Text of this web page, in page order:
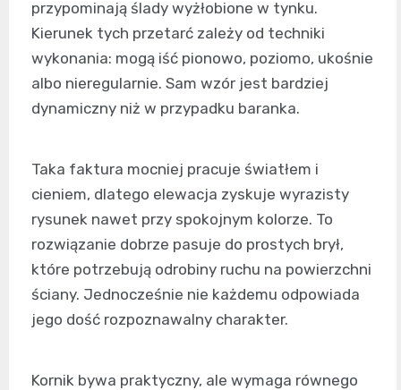
przypominają ślady wyżłobione w tynku.
Kierunek tych przetarć zależy od techniki
wykonania: mogą iść pionowo, poziomo, ukośnie
albo nieregularnie. Sam wzór jest bardziej
dynamiczny niż w przypadku baranka.
Taka faktura mocniej pracuje światłem i
cieniem, dlatego elewacja zyskuje wyrazisty
rysunek nawet przy spokojnym kolorze. To
rozwiązanie dobrze pasuje do prostych brył,
które potrzebują odrobiny ruchu na powierzchni
ściany. Jednocześnie nie każdemu odpowiada
jego dość rozpoznawalny charakter.
Kornik bywa praktyczny, ale wymaga równego